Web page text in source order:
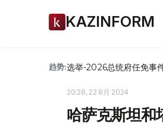
KAZINFORM
趋势:选举-2026总统府任免事
20:28, 22 8月 2024
哈萨克斯坦和